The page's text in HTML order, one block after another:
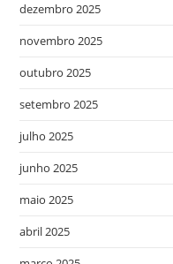
dezembro 2025
novembro 2025
outubro 2025
setembro 2025
julho 2025
junho 2025
maio 2025
abril 2025